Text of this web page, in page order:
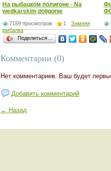
На рыбацком полигоне - Na
wedkarskim poligonie
7159 просмотров 1
Зимняя
рыбалка
Поделиться…
Комментарии (0)
Нет комментариев. Ваш будет
Добавить комментарий
← Назад